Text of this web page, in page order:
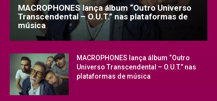
MACROPHONES lança álbum “Outro Universo
Transcendental – O.U.T.” nas plataformas de
música
MACROPHONES lança álbum “Outro
Universo Transcendental – O.U.T.” nas
plataformas de música